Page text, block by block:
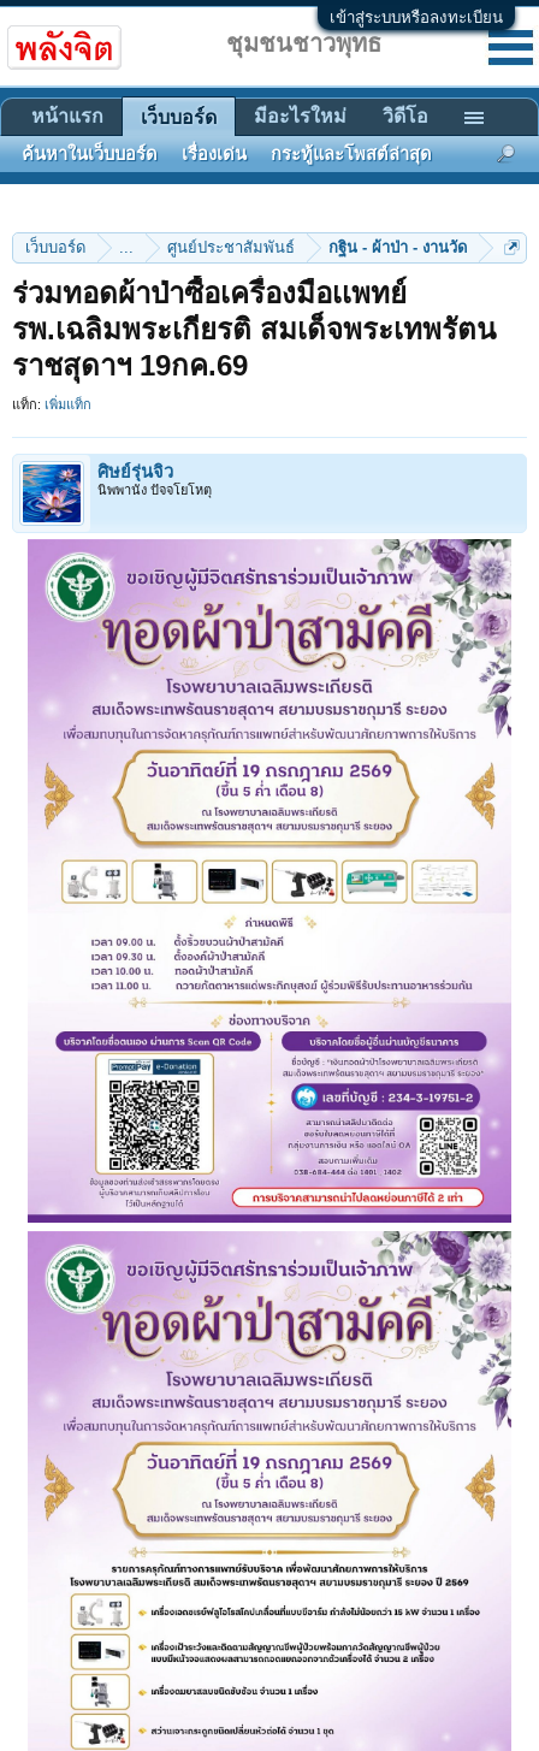
เข้าสู่ระบบหรือลงทะเบียน
เว็บบอร์ด ... ศูนย์ประชาสัมพันธ์ กฐิน - ผ้าป่า - งานวัด
ร่วมทอดผ้าป่าซื้อเครื่องมือเเพทย์
รพ.เฉลิมพระเกียรติ สมเด็จพระเทพรัตน
ราชสุดาฯ 19กค.69
แท็ก: เพิ่มแท็ก
ศิษย์รุ่นจิ๋ว
นิพพานัง ปัจจโยโหตุ
ชุมชนชาวพุทธ
หน้าแรก เว็บบอร์ด
ค้นหาในเว็บบอร์ด เรื่องเด่น กระทู้และโพสต์ล่าสุด
มีอะไรใหม่ วิดีโอ